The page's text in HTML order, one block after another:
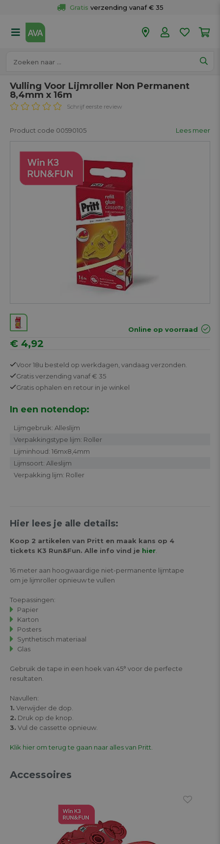
Gratis verzending vanaf € 35
50 winkels
Vulling Voor Lijmroller Non Permanent
8,4mm x 16m
Schrijf eerste review
Product code 00590105 Lees meer
Online op voorraad
€ 4,92
Voor 18u besteld op werkdagen, vandaag verzonden.
Gratisverzending vanaf € 35
Gratis ophalen en retour in je winkel
In een notendop:
Lijmgebruik: Alleslijm
Verpakkingstype lijm: Roller
Lijminhoud: 16mx8,4mm
Lijmsoort: Alleslijm
Verpakking lijm: Roller
Hier lees je alle details:
Koop 2 artikelen van Pritt en maak kans op 4
tickets K3 Run&Fun. Alle info vind je hier
16 meter aan hoogwaardige niet-permanente lijmtape
om je lijmroller opnieuw te vullen
Toepassingen:
Papier
Karton
Posters
Synthetisch materiaal
Glas
Gebruik de tape in een hoek van 45° voor de perfecte
resultaten.
Navullen:
1. Verwijder de dop.
2. Druk op de knop.
3. Vul de cassette opnieuw.
Klik hier om terug te gaan naar alles van Pritt.
Accessoires